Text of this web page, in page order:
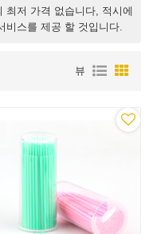
최저 가격 없습니다, 적시에
비스를 제공 할 것입니다.
뷰